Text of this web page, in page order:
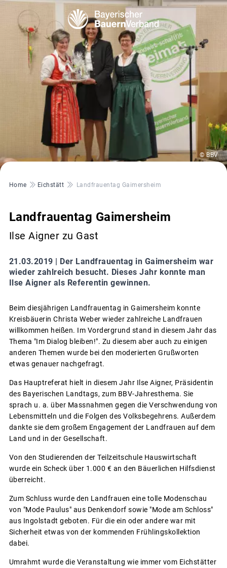
© BBV
Pfadnavigation
Home Eichstätt Landfrauentag Gaimersheim
Landfrauentag Gaimersheim
Ilse Aigner zu Gast
21.03.2019 | Der Landfrauentag in Gaimersheim war
wieder zahlreich besucht. Dieses Jahr konnte man
Ilse Aigner als Referentin gewinnen.
Beim diesjährigen Landfrauentag in Gaimersheim konnte
Kreisbäuerin Christa Weber wieder zahlreiche Landfrauen
willkommen heißen. Im Vordergrund stand in diesem Jahr das
Thema "Im Dialog bleiben!". Zu diesem aber auch zu einigen
anderen Themen wurde bei den moderierten Grußworten
etwas genauer nachgefragt.
Das Hauptreferat hielt in diesem Jahr Ilse Aigner, Präsidentin
des Bayerischen Landtags, zum BBV-Jahresthema. Sie
sprach u. a. über Massnahmen gegen die Verschwendung von
Lebensmitteln und die Folgen des Volksbegehrens. Außerdem
dankte sie dem großem Engagement der Landfrauen auf dem
Land und in der Gesellschaft.
Von den Studierenden der Teilzeitschule Hauswirtschaft
wurde ein Scheck über 1.000 € an den Bäuerlichen Hilfsdienst
überreicht.
Zum Schluss wurde den Landfrauen eine tolle Modenschau
von "Mode Paulus" aus Denkendorf sowie "Mode am Schloss"
aus Ingolstadt geboten. Für die ein oder andere war mit
Sicherheit etwas von der kommenden Frühlingskollektion
dabei.
Umrahmt wurde die Veranstaltung wie immer vom Eichstätter